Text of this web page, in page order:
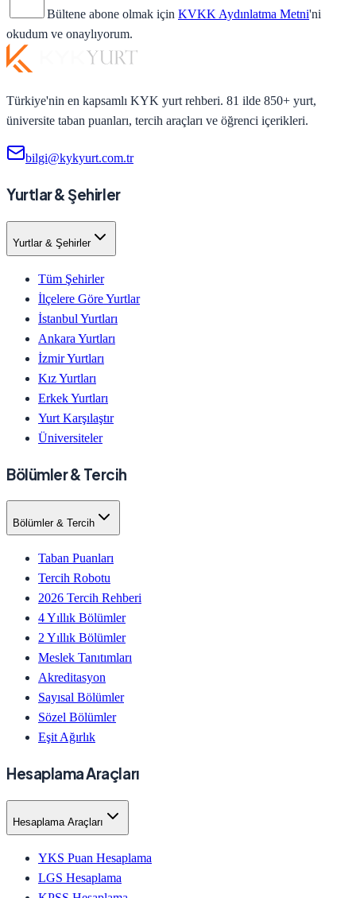
Bültene abone olmak için KVKK Aydınlatma Metni'ni
okudum ve onaylıyorum.
Türkiye'nin en kapsamlı KYK yurt rehberi. 81 ilde 850+ yurt,
üniversite taban puanları, tercih araçları ve öğrenci içerikleri.
bilgi@kykyurt.com.tr
Yurtlar & Şehirler
Yurtlar & Şehirler
Tüm Şehirler
İlçelere Göre Yurtlar
İstanbul Yurtları
Ankara Yurtları
İzmir Yurtları
Kız Yurtları
Erkek Yurtları
Yurt Karşılaştır
Üniversiteler
Bölümler & Tercih
Bölümler & Tercih
Taban Puanları
Tercih Robotu
2026 Tercih Rehberi
4 Yıllık Bölümler
2 Yıllık Bölümler
Meslek Tanıtımları
Akreditasyon
Sayısal Bölümler
Sözel Bölümler
Eşit Ağırlık
Hesaplama Araçları
Hesaplama Araçları
YKS Puan Hesaplama
LGS Hesaplama